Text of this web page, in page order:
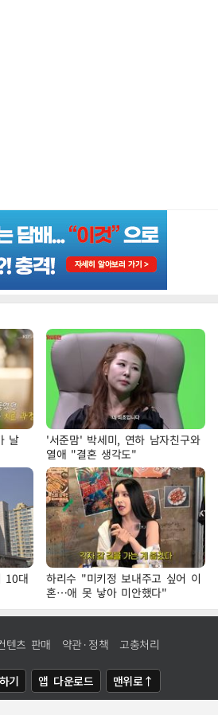
날
'서준맘' 박세미, 연하 남자친구와
열애 "결혼 생각도"
10대
하리수 "미키정 보내주고 싶어 이
혼…애 못 낳아 미안했다"
텐츠 판매 약관·정책 고충처리
기 앱 다운로드 맨위로↑